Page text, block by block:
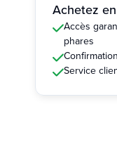
Achetez
Accès
phares
Service